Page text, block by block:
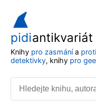
pidiantikvariát
Knihy pro zasmánía
detektivky, knihy pro